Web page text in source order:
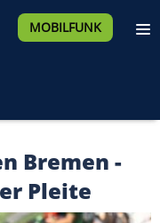
MOBILFUNK
Bremen -
Pleite